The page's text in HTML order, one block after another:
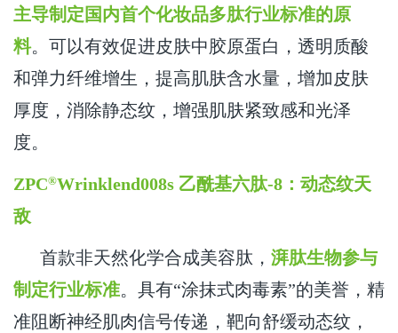
主导制定国内首个化妆品多肽行业标准的原
料。可以有效促进皮肤中胶原蛋白，透明质酸
和弹力纤维增生，提高肌肤含水量，增加皮肤
厚度，消除静态纹，增强肌肤紧致感和光泽
度。
ZPC®Wrinklend008s 乙酰基六肽-8：动态纹天
敌
首款非天然化学合成美容肽， 湃肽生物参与
制定行业标准。具有“涂抹式肉毒素”的美誉，精
准阻断神经肌肉信号传递，靶向舒缓动态纹，